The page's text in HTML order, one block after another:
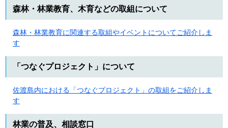
森林・林業教育、木育などの取組について
森林・林業教育に関連する取組やイベントについてご紹介しま
す
「つなぐプロジェクト」について
佐渡島内における「つなぐプロジェクト」の取組をご紹介しま
す
林業の普及、相談窓口